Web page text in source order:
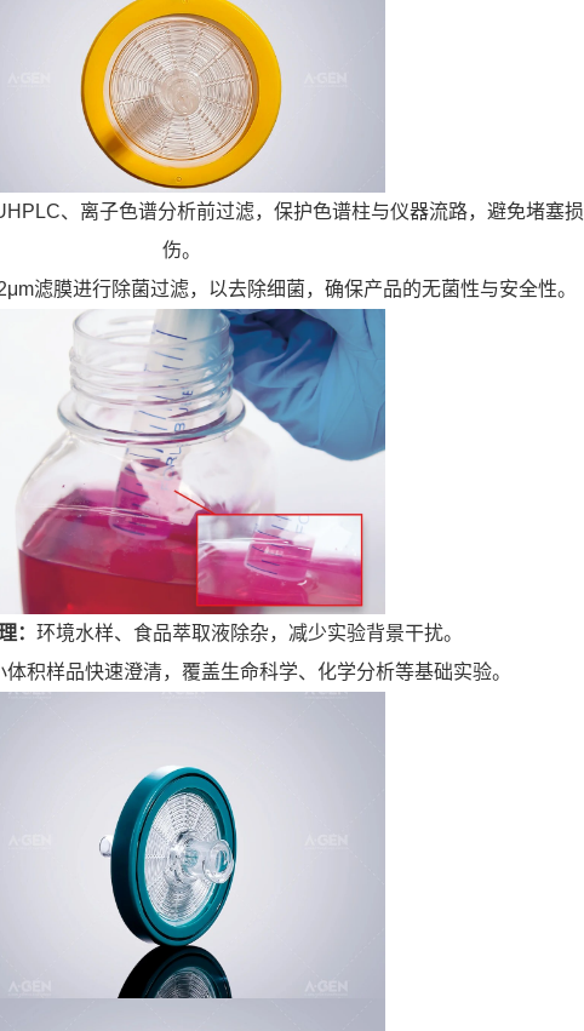
、离子色谱分析前过滤，保护色谱柱与仪器流路，避免堵塞损
伤。
滤膜进行除菌过滤，以去除细菌，确保产品的无菌性与安全性。
： 环境水样、食品萃取液除杂，减少实验背景干扰。
体积样品快速澄清，覆盖生命科学、化学分析等基础实验。